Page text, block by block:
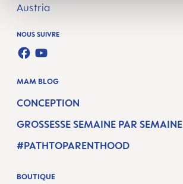
Austria
NOUS SUIVRE
FACEBOOK
YOUTUBE
MAM BLOG
CONCEPTION
GROSSESSE SEMAINE PAR SEMAINE
#PATHTOPARENTHOOD
BOUTIQUE